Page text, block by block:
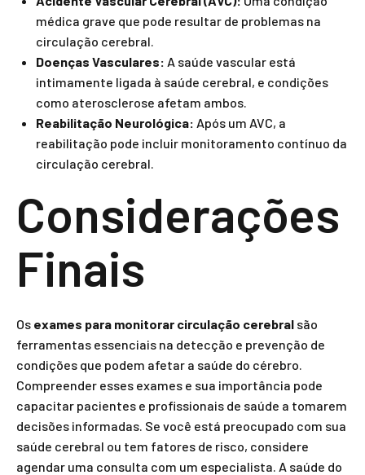
médica grave que pode resultar de problemas na
circulação cerebral.
Doenças Vasculares: A saúde vascular está
intimamente ligada à saúde cerebral, e condições
como aterosclerose afetam ambos.
Reabilitação Neurológica: Após um AVC, a
reabilitação pode incluir monitoramento contínuo da
circulação cerebral.
Considerações
Finais
Os exames para monitorar circulação cerebral são
ferramentas essenciais na detecção e prevenção de
condições que podem afetar a saúde do cérebro.
Compreender esses exames e sua importância pode
capacitar pacientes e profissionais de saúde a tomarem
decisões informadas. Se você está preocupado com sua
saúde cerebral ou tem fatores de risco, considere
agendar uma consulta com um especialista. A saúde do